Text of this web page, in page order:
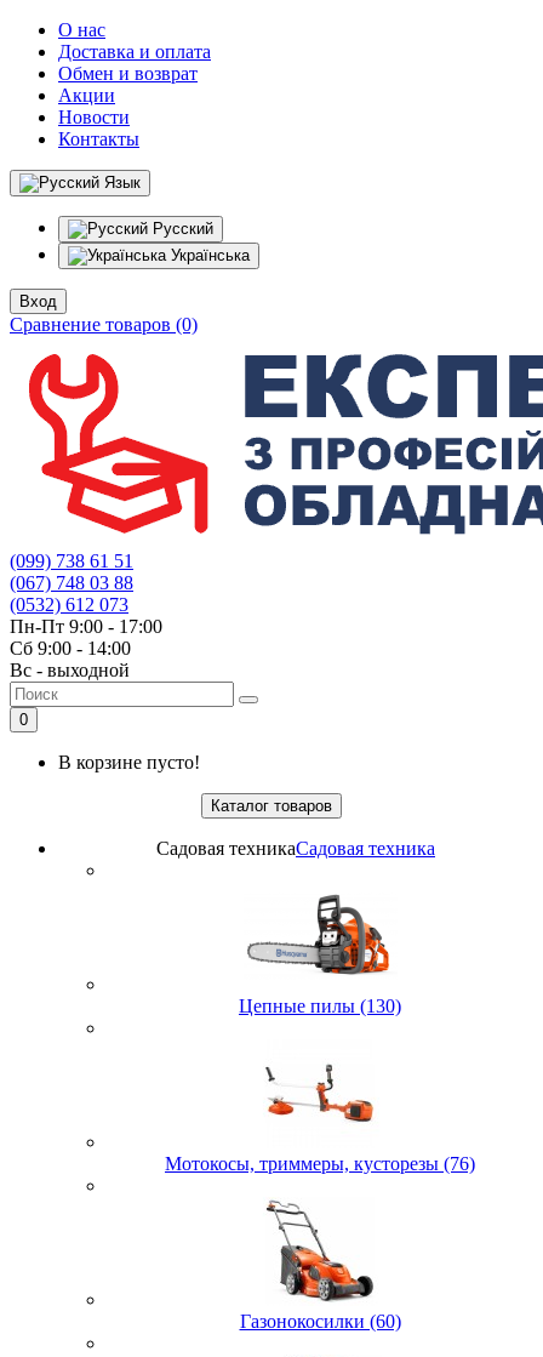
О нас
Доставка и оплата
Обмен и возврат
Акции
Новости
Контакты
Язык
Русский
Українська
Вход
Сравнение товаров (0)
(099) 738 61 51
(067) 748 03 88
(0532) 612 073
Пн-Пт 9:00 - 17:00
Сб 9:00 - 14:00
Вс - выходной
0
В корзине пусто!
Каталог товаров
Садовая техникаСадовая техника
Цепные пилы (130)
Мотокосы, триммеры, кусторезы (76)
Газонокосилки (60)